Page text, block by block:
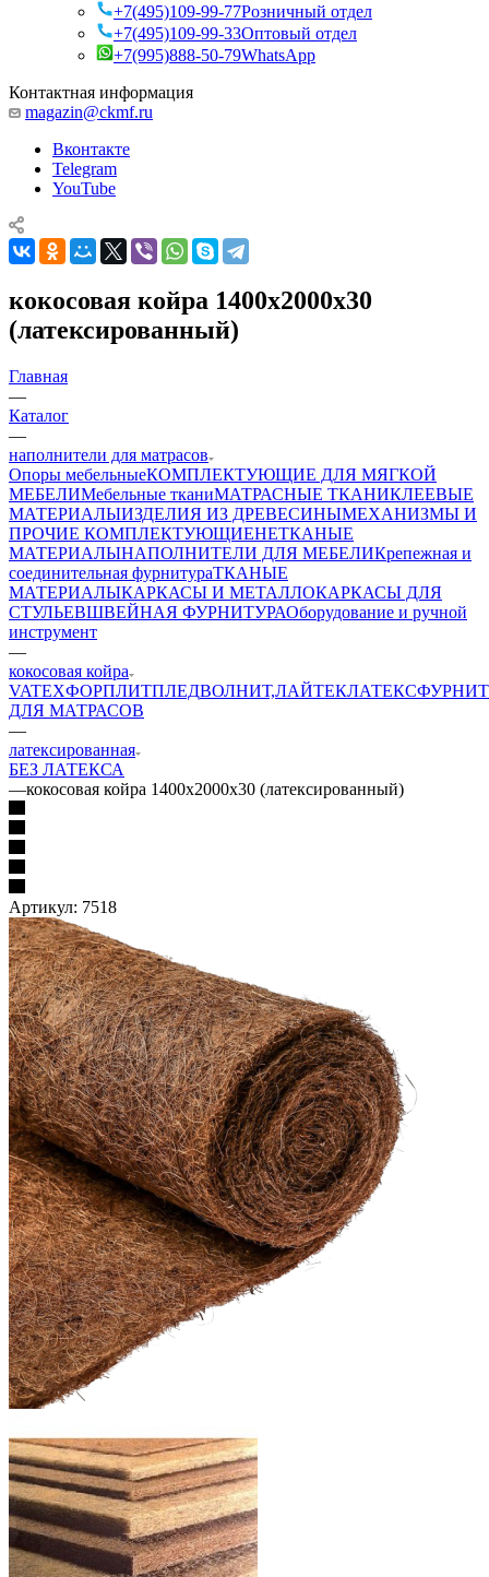
+7(495)109-99-77Розничный отдел
+7(495)109-99-33Оптовый отдел
+7(995)888-50-79WhatsApp
Контактная информация
magazin@ckmf.ru
Вконтакте
Telegram
YouTube
кокосовая койра 1400х2000х30
(латексированный)
Главная
—
Каталог
—
наполнители для матрасов
Опоры мебельныеКОМПЛЕКТУЮЩИЕ ДЛЯ МЯГКОЙ
МЕБЕЛИМебельные тканиМАТРАСНЫЕ ТКАНИКЛЕЕВЫЕ
МАТЕРИАЛЫИЗДЕЛИЯ ИЗ ДРЕВЕСИНЫМЕХАНИЗМЫ И
ПРОЧИЕ КОМПЛЕКТУЮЩИЕНЕТКАНЫЕ
МАТЕРИАЛЫНАПОЛНИТЕЛИ ДЛЯ МЕБЕЛИКрепежная и
соединительная фурнитураТКАНЫЕ
МАТЕРИАЛЫКАРКАСЫ И МЕТАЛЛОКАРКАСЫ ДЛЯ
СТУЛЬЕВШВЕЙНАЯ ФУРНИТУРАОборудование и ручной
инструмент
—
кокосовая койра
VATEXФОРПЛИТПЛЕДВОЛНИТ,ЛАЙТЕКЛАТЕКС
ДЛЯ МАТРАСОВ
—
латексированная
БЕЗ ЛАТЕКСА
—кокосовая койра 1400х2000х30 (латексированный)
Артикул: 7518